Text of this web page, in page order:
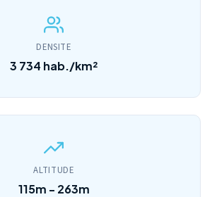
DENSITE
3 734 hab./km²
ALTITUDE
115m - 263m